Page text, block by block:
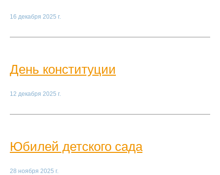
16 декабря 2025 г.
День конституции
12 декабря 2025 г.
Юбилей детского сада
28 ноября 2025 г.